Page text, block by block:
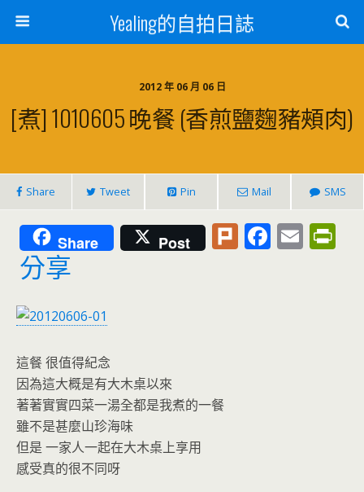
Yealing的自拍日誌
2012 年 06 月 06 日
[煮] 1010605 晚餐 (香煎鹽麴豬頰肉)
Share Tweet Pin Mail SMS
Share Post Pl F E
分享
這餐 很值得紀念
因為這大概是有大木桌以來
著著實實四菜一湯全都是我煮的一餐
雖不是甚麼山珍海味
但是 一家人一起在大木桌上享用
感受真的很不同呀